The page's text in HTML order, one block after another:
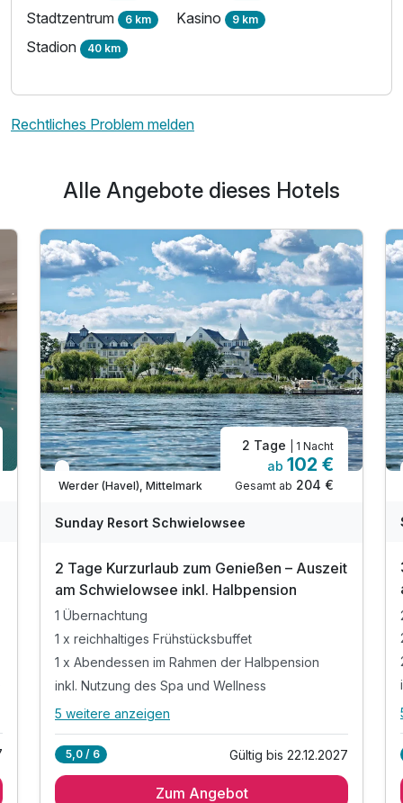
Stadtzentrum 6 km Kasino 9 km
Stadion 40 km
Rechtliches Problem melden
Alle Angebote dieses Hotels
In 2 Wochen wieder frei
Werder (Havel), Mittelmark
2 Tage | 1 Nacht
ab 102 €
Gesamt ab 204 €
Sunday Resort Schwielowsee
2 Tage Kurzurlaub zum Genießen – Auszeit
am Schwielowsee inkl. Halbpension
1 Übernachtung
1 x reichhaltiges Frühstücksbuffet
1 x Abendessen im Rahmen der Halbpension
inkl. Nutzung des Spa und Wellness
Alle Inklusivleistungen
1 x reichhaltiges Frühstücksbuffet
5 weitere anzeigen
5,0 / 6 Gültig bis 22.12.2027
Zum Angebot